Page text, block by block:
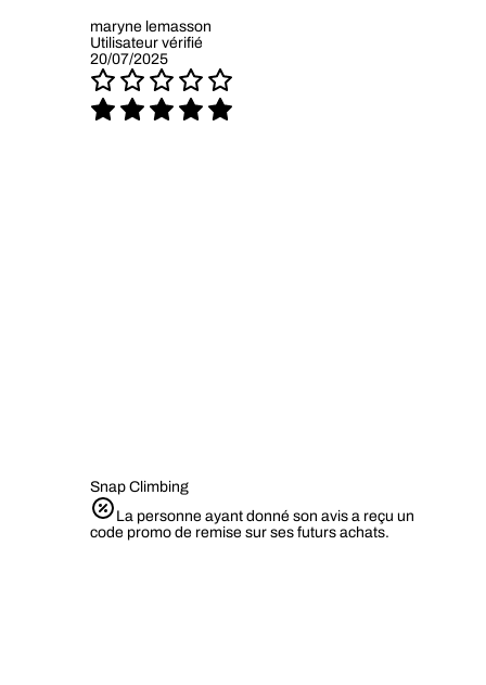
maryne lemasson
Utilisateur vérifié
20/07/2025
Snap Climbing
La personne ayant donné son avis a reçu un
code promo de remise sur ses futurs achats.